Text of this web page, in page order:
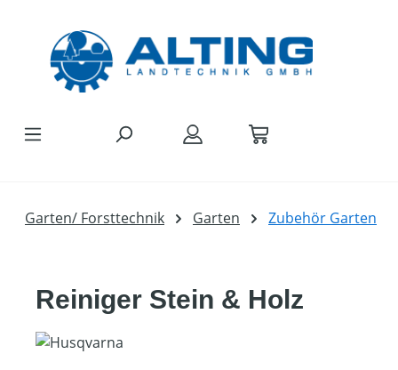
Garten/ Forsttechnik Garten Zubehör Garten
Reiniger Stein & Holz